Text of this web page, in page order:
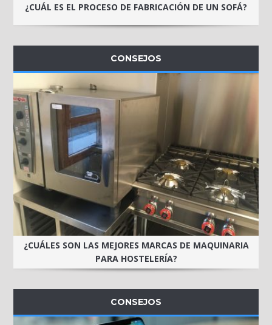
¿CUÁL ES EL PROCESO DE FABRICACIÓN DE UN SOFÁ?
CONSEJOS
¿CUÁLES SON LAS MEJORES MARCAS DE MAQUINARIA
PARA HOSTELERÍA?
CONSEJOS